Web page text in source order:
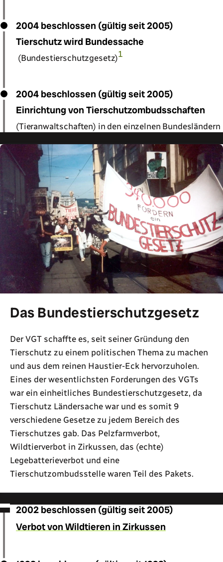
2004 beschlossen (gültig seit 2005)
Tierschutz wird Bundessache
(Bundestierschutzgesetz)1
2004 beschlossen (gültig seit 2005)
Einrichtung von Tierschutzombudsschaften
(Tieranwaltschaften) in den einzelnen Bundesländern
Das Bundestierschutzgesetz
Der VGT schaffte es, seit seiner Gründung den
Tierschutz zu einem politischen Thema zu machen
und aus dem reinen Haustier-Eck hervorzuholen.
Eines der wesentlichsten Forderungen des VGTs
war ein einheitliches Bundestierschutzgesetz, da
Tierschutz Ländersache war und es somit 9
verschiedene Gesetze zu jedem Bereich des
Tierschutzes gab. Das Pelzfarmverbot,
Wildtierverbot in Zirkussen, das (echte)
Legebatterieverbot und eine
Tierschutzombudsstelle waren Teil des Pakets.
2002 beschlossen (gültig seit 2005)
Verbot von Wildtieren in Zirkussen